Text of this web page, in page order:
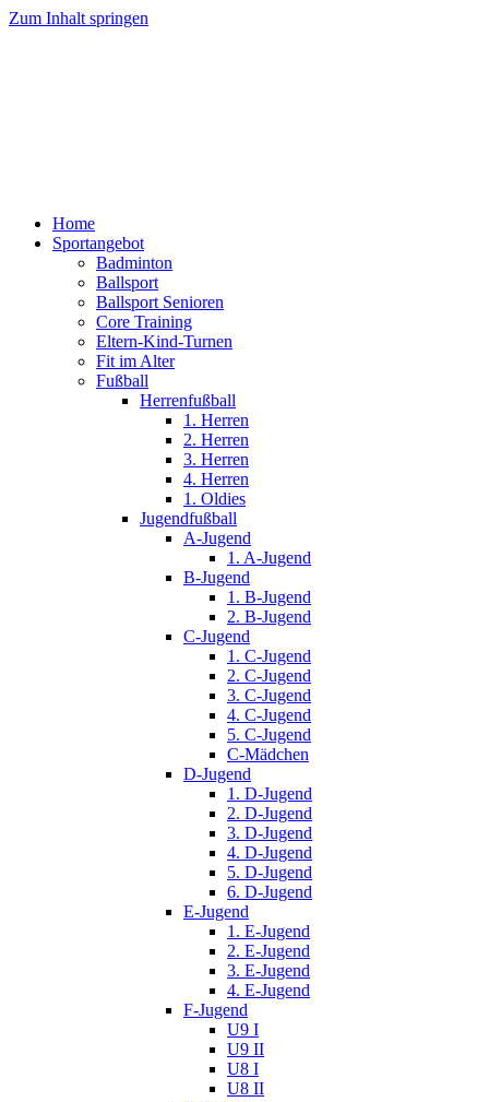
Zum Inhalt springen
Home
Sportangebot
Badminton
Ballsport
Ballsport Senioren
Core Training
Eltern-Kind-Turnen
Fit im Alter
Fußball
Herrenfußball
1. Herren
2. Herren
3. Herren
4. Herren
1. Oldies
Jugendfußball
A-Jugend
1. A-Jugend
B-Jugend
1. B-Jugend
2. B-Jugend
C-Jugend
1. C-Jugend
2. C-Jugend
3. C-Jugend
4. C-Jugend
5. C-Jugend
C-Mädchen
D-Jugend
1. D-Jugend
2. D-Jugend
3. D-Jugend
4. D-Jugend
5. D-Jugend
6. D-Jugend
E-Jugend
1. E-Jugend
2. E-Jugend
3. E-Jugend
4. E-Jugend
F-Jugend
U9 I
U9 II
U8 I
U8 II